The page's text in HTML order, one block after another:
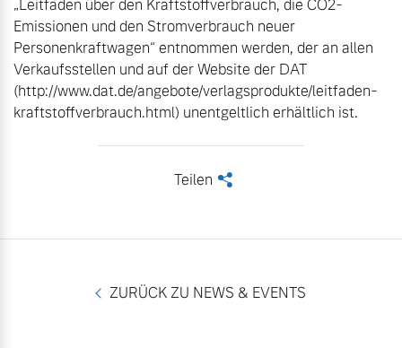
„Leitfaden über den Kraftstoffverbrauch, die CO2-
Emissionen und den Stromverbrauch neuer
Personenkraftwagen“ entnommen werden, der an allen
Verkaufsstellen und auf der Website der DAT
(http://www.dat.de/angebote/verlagsprodukte/leitfaden-
kraftstoffverbrauch.html) unentgeltlich erhältlich ist.
Teilen <
ZURÜCK ZU NEWS & EVENTS